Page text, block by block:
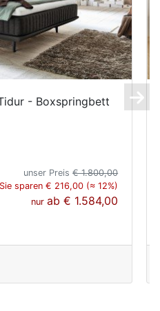
- Boxspringbett
unser Preis€ 1.800,00
Sie sparen € 216,00 (≈ 12%)
nurab€ 1.584,00